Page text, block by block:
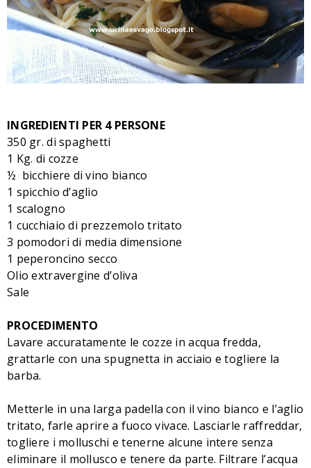
INGREDIENTI PER 4 PERSONE
350 gr. di spaghetti
1 Kg. di cozze
½ bicchiere di vino bianco
1 spicchio d’aglio
1 scalogno
1 cucchiaio di prezzemolo tritato
3 pomodori di media dimensione
1 peperoncino secco
Olio extravergine d’oliva
Sale
PROCEDIMENTO
Lavare accuratamente le cozze in acqua fredda,
grattarle con una spugnetta in acciaio e togliere la
barba.
Metterle in una larga padella con il vino bianco e l’aglio
tritato, farle aprire a fuoco vivace. Lasciarle raffreddar,
togliere i molluschi e tenerne alcune intere senza
eliminare il mollusco e tenere da parte. Filtrare l’acqua